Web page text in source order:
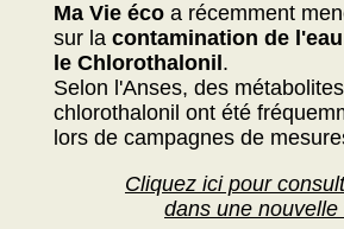
Ma Vie écoa récemment
sur la contamination de
le Chlorothalonil .
Selon l'Anses, des
chlorothalonil ont été
lors de campagnes de
Cliquez ici pour
dans une nouvelle